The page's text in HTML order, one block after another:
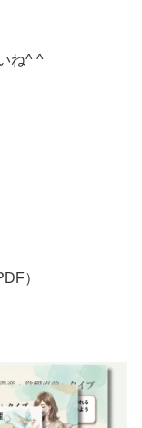
ね^ ^
）